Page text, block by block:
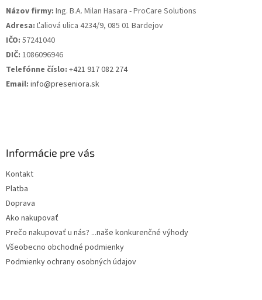
Názov firmy: Ing. B.A. Milan Hasara - ProCare Solutions
Adresa: Ľaliová ulica 4234/9, 085 01 Bardejov
IČO: 57241040
DIČ: 1086096946
Telefónne číslo: +421 917 082 274
Email: info@preseniora.sk
Informácie pre vás
Kontakt
Platba
Doprava
Ako nakupovať
Prečo nakupovať u nás? ...naše konkurenčné výhody
Všeobecno obchodné podmienky
Podmienky ochrany osobných údajov